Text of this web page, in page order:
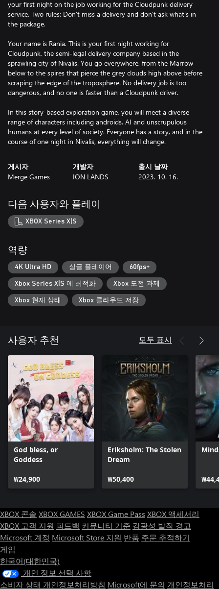
your first night on the job working for the Cloudpunk delivery
service. Two rules: Don’t miss a delivery and don’t ask what’s in
the package.
Your name is Rania. This is your first night working for
Cloudpunk, the semi-legal delivery company based in the
sprawling city of Nivalis. You go everywhere, from the Marrow
below to the spires that pierce the grey clouds high above before
scraping the edge of the troposphere. No delivery job is too
dangerous, and no one is faster than a Cloudpunk driver.
In this story-based exploration game, you will meet a diverse
range of characters including androids, AI and unscrupulous
humans at every level of society. Everyone has a story, and in the
course of one night in Nivalis, everything will change.
게시자
Merge Games
개발자
ION LANDS
출시 날짜
2023. 10. 16.
다음 사용자와 플레이
XBOX Series X|S
역량
4K Ultra HD 싱글 플레이어 60fps+
Xbox Series X|S 에 최적화 Xbox 도전 과제
Xbox 현재 상태 Xbox 클라우드 저장
사용자 추천 모두 표시
God bless, or
Goddess
₩24,900
Eriksholm: The Stolen
Dream
₩50,400
XBOX 콘솔 XBOX GAMES XBOX Game Pass XBOX 액세서리
XBOX 고객 지원 피드백 커뮤니티 기준 감광성 발작 경고
Microsoft 계정 Microsoft Store 지원 반품 주문 추적하기
게임
한국어(대한민국)
개인 정보 선택 사항
소비자 상태 개인정보처리방침 Microsoft에 문의 개인정보처리